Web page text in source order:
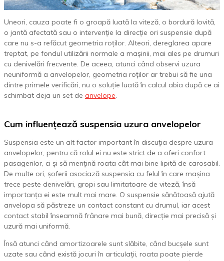
Uneori, cauza poate fi o groapă luată la viteză, o bordură lovită,
o jantă afectată sau o intervenție la direcție ori suspensie după
care nu s-a refăcut geometria roților. Alteori, dereglarea apare
treptat, pe fondul utilizării normale a mașinii, mai ales pe drumuri
cu denivelări frecvente. De aceea, atunci când observi uzura
neuniformă a anvelopelor, geometria roților ar trebui să fie una
dintre primele verificări, nu o soluție luată în calcul abia după ce ai
schimbat deja un set de anvelope.
Cum influențează suspensia uzura anvelopelor
Suspensia este un alt factor important în discuția despre uzura
anvelopelor, pentru că rolul ei nu este strict de a oferi confort
pasagerilor, ci și să mențină roata cât mai bine lipită de carosabil.
De multe ori, șoferii asociază suspensia cu felul în care mașina
trece peste denivelări, gropi sau limitatoare de viteză, însă
importanța ei este mult mai mare. O suspensie sănătoasă ajută
anvelopa să păstreze un contact constant cu drumul, iar acest
contact stabil înseamnă frânare mai bună, direcție mai precisă și
uzură mai uniformă.
Însă atunci când amortizoarele sunt slăbite, când bucșele sunt
uzate sau când există jocuri în articulații, roata poate pierde